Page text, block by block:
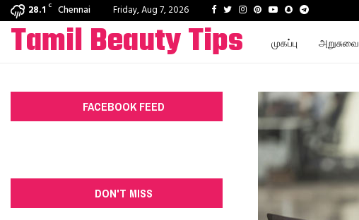
28.1 C Chennai Friday, Aug 7, 2026 Facebook
TwitterInstagram
PinterestYoutube
SnapchatTelegram
Tamil Beauty Tips முகப்பு அறுசுவை
FACEBOOK FEED
DON'T MISS